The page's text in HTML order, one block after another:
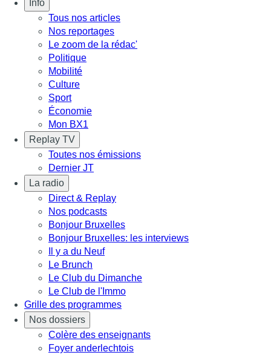
Info
Tous nos articles
Nos reportages
Le zoom de la rédac'
Politique
Mobilité
Culture
Sport
Économie
Mon BX1
Replay TV
Toutes nos émissions
Dernier JT
La radio
Direct & Replay
Nos podcasts
Bonjour Bruxelles
Bonjour Bruxelles: les interviews
Il y a du Neuf
Le Brunch
Le Club du Dimanche
Le Club de l'Immo
Grille des programmes
Nos dossiers
Colère des enseignants
Foyer anderlechtois